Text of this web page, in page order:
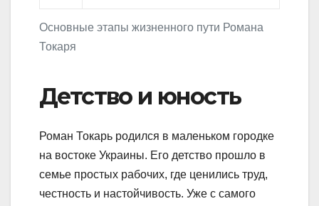
Основные этапы жизненного пути Романа
Токаря
Детство и юность
Роман Токарь родился в маленьком городке
на востоке Украины. Его детство прошло в
семье простых рабочих, где ценились труд,
честность и настойчивость. Уже с самого